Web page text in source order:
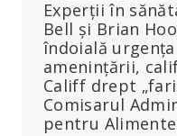
Experții în
Bell și Brian
îndoială
amenințării,
Califf drept
Comisarul
pentru